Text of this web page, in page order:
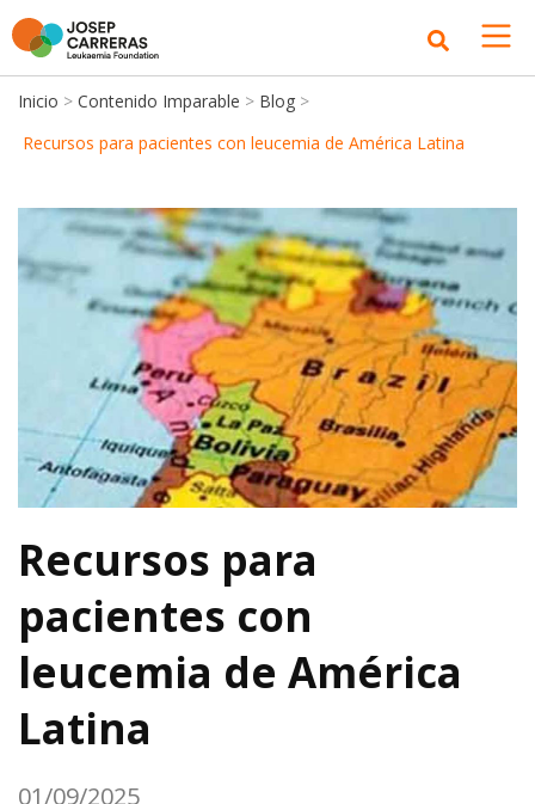
Inicio > Contenido Imparable > Blog >
Recursos para pacientes con leucemia de América Latina
Recursos para
pacientes con
leucemia de América
Latina
01/09/2025